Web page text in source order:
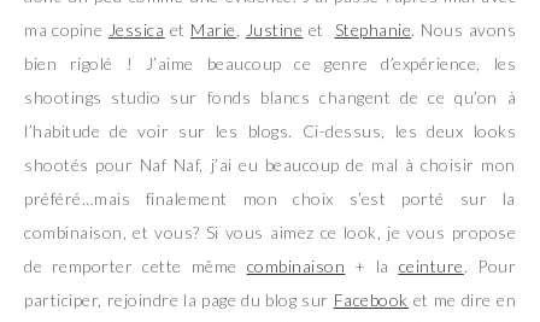
ma copine Jessica et Marie Justine et Stephanie. Nous avons
bien rigolé ! J’aime beaucoup ce genre d’expérience, les
shootings studio sur fonds blancs changent de ce qu’on à
l’habitude de voir sur les blogs. Ci-dessus, les deux looks
shootés pour Naf Naf, j’ai eu beaucoup de mal à choisir mon
préféré…mais finalement mon choix s’est porté sur la
combinaison, et vous? Si vous aimez ce look, je vous propose
de remporter cette même combinaison + la ceinture. Pour
participer, rejoindre la page du blog sur Facebook et me dire en